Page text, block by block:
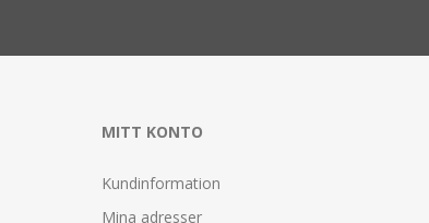
MITT KONTO
Kundinformation
Mina adresser